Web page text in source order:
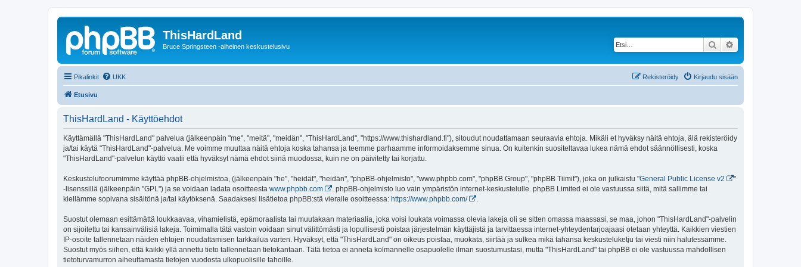
ThisHardLand
Bruce Springsteen -aiheinen keskustelusivu Etsi
Pikalinkit UKK Kirjaudu sisään
Rekisteröidy
Etusivu
ThisHardLand - Käyttöehdot
Käyttämällä "ThisHardLand" palvelua (jälkeenpäin "me", "meitä", "meidän", "ThisHardLand", "https://www.thishardland.fi"), sitoudut noudattamaan seuraavia ehtoja. Mikäli et hyväksy näitä ehtoja, älä rekisteröidy
ja/tai käytä "ThisHardLand"-palvelua. Me voimme muuttaa näitä ehtoja koska tahansa ja teemme parhaamme informoidaksemme sinua. On kuitenkin suositeltavaa lukea nämä ehdot säännöllisesti, koska
"ThisHardLand"-palvelun käyttö vaatii että hyväksyt nämä ehdot siinä muodossa, kuin ne on päivitetty tai korjattu.
Keskustelufoorumimme käyttää phpBB-ohjelmistoa, (jälkeenpäin "he", "heidät", "heidän", "phpBB-ohjelmisto", "www.phpbb.com", "phpBB Group", "phpBB Tiimit"), joka on julkaistu "General Public License v2
"
-lisenssillä (jälkeenpäin "GPL") ja se voidaan ladata osoitteesta www.phpbb.com
. phpBB-ohjelmisto luo vain ympäristön internet-keskustelulle. phpBB Limited ei ole vastuussa siitä, mitä sallimme tai
kiellämme sopivana sisältönä ja/tai käytöksenä. Saadaksesi lisätietoa phpBB:stä vieraile osoitteessa: https://www.phpbb.com/ .
Suostut olemaan esittämättä loukkaavaa, vihamielistä, epämoraalista tai muutakaan materiaalia, joka voisi loukata voimassa olevia lakeja oli se sitten omassa maassasi, se maa, johon "ThisHardLand"-palvelin
on sijoitettu tai kansainvälisiä lakeja. Toimimalla tätä vastoin voidaan sinut välittömästi ja lopullisesti poistaa järjestelmän käyttäjistä ja tarvittaessa internet-yhteydentarjoajaasi otetaan yhteyttä. Kaikkien viestien
IP-osoite tallennetaan näiden ehtojen noudattamisen tarkkailua varten. Hyväksyt, että "ThisHardLand" on oikeus poistaa, muokata, siirtää ja sulkea mikä tahansa keskusteluketju tai viesti niin halutessamme.
Suostut myös siihen, että kaikki yllä annettu tieto tallennetaan tietokantaan. Tätä tietoa ei anneta kolmannelle osapuolelle ilman suostumustasi, mutta "ThisHardLand" tai phpBB ei ole vastuussa mahdollisen
tietoturvamurron aiheuttamasta tietojen vuodosta ulkopuolisille tahoille.